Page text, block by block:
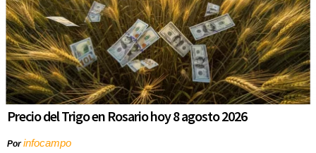
Precio del Trigo en Rosario hoy 8 agosto 2026
Porinfocampo